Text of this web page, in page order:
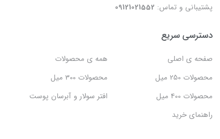
پشتیبانی و تماس: 09121021552
دسترسی سریع
صفحه ی اصلی
همه ی محصولات
محصولات 250 میل
محصولات 300 میل
محصولات 400 میل
افتر سولار و آبرسان پوست
راهنمای خرید